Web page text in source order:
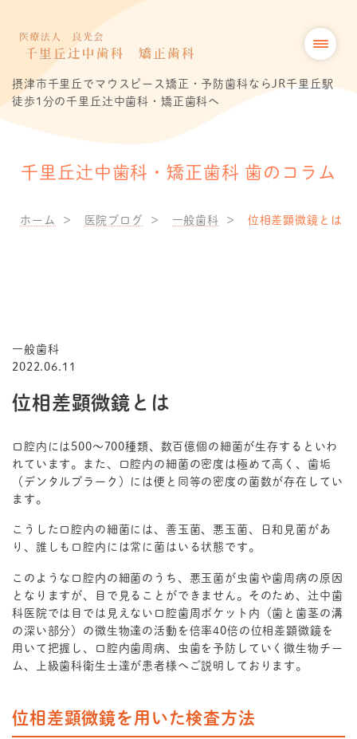
摂津市千里丘でマウスピース矯正・予防歯科ならJR千里丘駅
徒歩1分の千里丘辻中歯科・矯正歯科へ
千里丘辻中歯科・矯正歯科 歯のコラム
ホーム 医院ブログ 一般歯科 位相差顕微鏡とは
一般歯科
2022.06.11
位相差顕微鏡とは
口腔内には500〜700種類、数百億個の細菌が生存するといわ
れています。また、口腔内の細菌の密度は極めて高く、歯垢
（デンタルプラーク）には便と同等の密度の菌数が存在してい
ます。
こうした口腔内の細菌には、善玉菌、悪玉菌、日和見菌があ
り、誰しも口腔内には常に菌はいる状態です。
このような口腔内の細菌のうち、悪玉菌が虫歯や歯周病の原因
となりますが、目で見ることができません。そのため、辻中歯
科医院では目では見えない口腔歯周ポケット内（歯と歯茎の溝
の深い部分）の微生物達の活動を倍率40倍の位相差顕微鏡を
用いて把握し、口腔内歯周病、虫歯を予防していく微生物チー
ム、上級歯科衛生士達が患者様へご説明しております。
位相差顕微鏡を用いた検査方法